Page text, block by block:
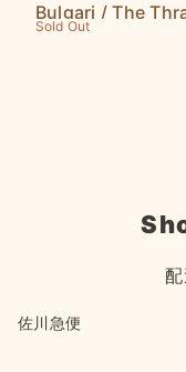
Bulgari / The
EP (12"EP)
Sold Out
佐川急便